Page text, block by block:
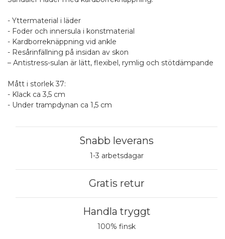
- Yttermaterial i läder
- Foder och innersula i konstmaterial
- Kardborreknäppning vid ankle
- Resårinfällning på insidan av skon
– Antistress-sulan är lätt, flexibel, rymlig och stötdämpande
Mått i storlek 37:
- Klack ca 3,5 cm
- Under trampdynan ca 1,5 cm
Snabb leverans
1-3 arbetsdagar
Gratis retur
Handla tryggt
100% finsk